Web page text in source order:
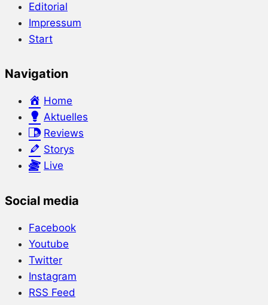
Editorial
Impressum
Start
Navigation
Home
Aktuelles
Reviews
Storys
Live
Social media
Facebook
Youtube
Twitter
Instagram
RSS Feed